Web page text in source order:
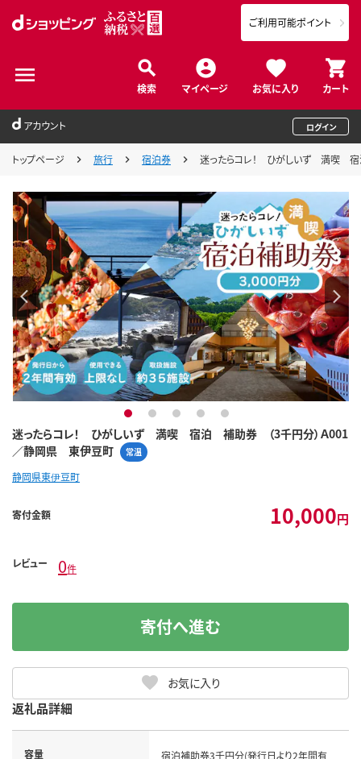
検索 マイページ お気に入り カート
ご利用可能ポイント
アカウント ログイン
トップページ 旅行 宿泊券 迷ったらコレ！ ひがしいず 満喫
迷ったらコレ！ ひがしいず 満喫 宿泊 補助券 （3千円分）Ａ001
／静岡県 東伊豆町
常温
1 2 3 4 5
静岡県東伊豆町
寄付金額 10,000円
レビュー 0件
お気に入り
寄付へ進む
返礼品詳細
容量
宿泊補助券3千円分(発行日より2年間有